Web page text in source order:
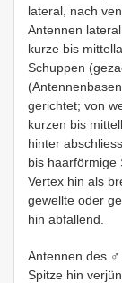
lateral, nach
Antennen
kurze bis
Schuppen
gerichtet; von
kurzen bis
hinter
bis haarförmige
Vertex hin als
gewellte oder
hin abfallend.
Antennen des
Spitze hin